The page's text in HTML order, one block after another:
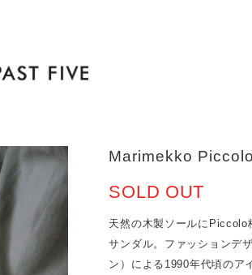
Marimekko
SOLD OUT
天然の木製ソールに
サンダル。ファッションデ
ン）による1990年代頃のア